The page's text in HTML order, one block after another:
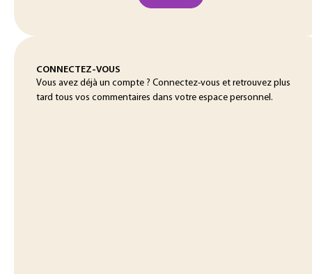
CONNECTEZ-VOUS
Vous avez déjà un compte ? Connectez-vous et retrouvez plus
tard tous vos commentaires dans votre espace personnel.